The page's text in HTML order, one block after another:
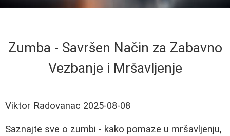
Zumba - Savršen Način za Zabavno
Vezbanje i Mršavljenje
Viktor Radovanac 2025-08-08
Saznajte sve o zumbi - kako pomaze u mršavljenju,